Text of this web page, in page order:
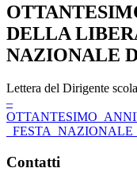
DELLA
NAZIONALE
Lettera del Dirigente
–
Contatti